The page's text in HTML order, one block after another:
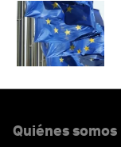
Quiénes somos